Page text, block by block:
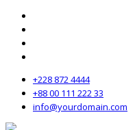
+228 872 4444
+88 00 111 222 33
info@yourdomain.com